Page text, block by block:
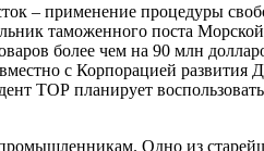
– применение процедуры
таможенного поста
более чем на 90 млн
с Корпорацией развития
ТОР планирует
Одно из